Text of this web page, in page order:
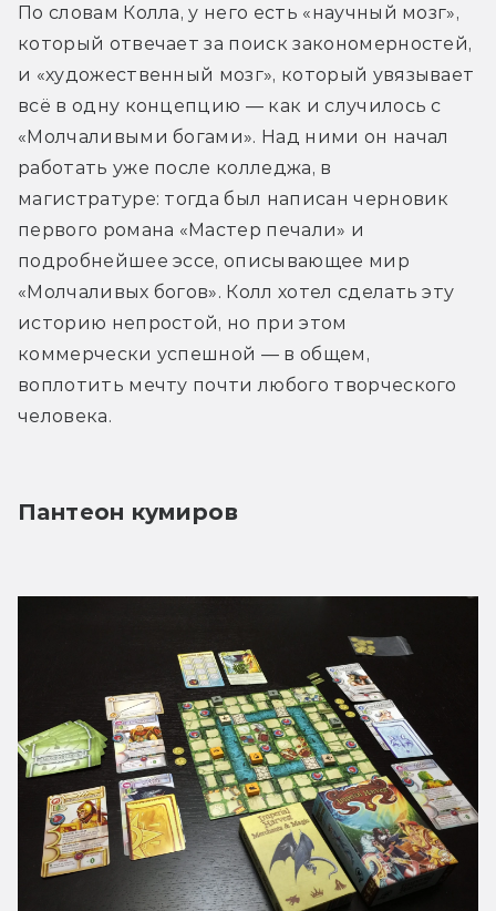
По словам Колла, у него есть «научный мозг»,
который отвечает за поиск закономерностей,
и «художественный мозг», который увязывает
всё в одну концепцию — как и случилось с
«Молчаливыми богами». Над ними он начал
работать уже после колледжа, в
магистратуре: тогда был написан черновик
первого романа «Мастер печали» и
подробнейшее эссе, описывающее мир
«Молчаливых богов». Колл хотел сделать эту
историю непростой, но при этом
коммерчески успешной — в общем,
воплотить мечту почти любого творческого
человека.
Пантеон кумиров